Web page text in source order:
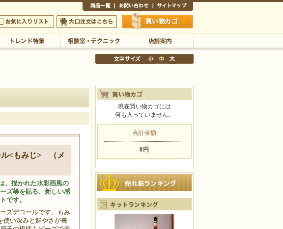
店が負担いたします
に入りリスト 大口注文はこちら 買い物かご
店舗案内
ル<もみじ> （メ
、描かれた水彩画風の
ズ等を貼る、新しい感
です。
ズデコールです。もみ
使い深みと鮮やさが表
現在買い物カゴには
何も入っていません。
合計金額
0円